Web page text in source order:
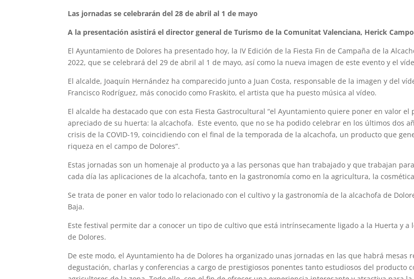
Las jornadas se celebrarán del 28 de abril al 1 de mayo
A la presentación asistirá el director general de Turismo de la Comunitat Valenciana, Herick
El Ayuntamiento de Dolores ha presentado hoy, la IV Edición de la Fiesta Fin de Campaña de la
2022, que se celebrará del 29 de abril al 1 de mayo, así como la nueva imagen de este evento y el
El alcalde, Joaquín Hernández ha comparecido junto a Juan Costa, responsable de la imagen y del
Francisco Rodríguez, más conocido como Fraskito, el artista que ha puesto música al vídeo.
El alcalde ha destacado que con esta Fiesta Gastrocultural “el Ayuntamiento quiere poner en valor el
apreciado de su huerta: la alcachofa. Este evento, que no se ha podido celebrar en los últimos dos
crisis de la COVID-19, coincidiendo con el final de la temporada de la alcachofa, un producto que
riqueza en el campo de Dolores”.
Estas jornadas son un homenaje al producto ya a las personas que han trabajado y que trabajan
cada día las aplicaciones de la alcachofa, tanto en la gastronomía como en la agricultura, la
Se trata de poner en valor todo lo relacionado con el cultivo y la gastronomía de la alcachofa de
Baja.
Este festival permite dar a conocer un tipo de cultivo que está intrínsecamente ligado a la Huerta y a
de Dolores.
De este modo, el Ayuntamiento ha de Dolores ha organizado unas jornadas en las que habrá mesas
degustación, charlas y conferencias a cargo de prestigiosos ponentes tanto estudiosos del producto